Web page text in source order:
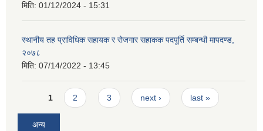
मिति: 01/12/2024 - 15:31
स्थानीय तह प्राविधिक सहायक र रोजगार सहाकक पदपूर्ति सम्बन्धी मापदण्ड,
२०७८
मिति: 07/14/2022 - 13:45
Pages
1 2 3 next › last »
अन्य